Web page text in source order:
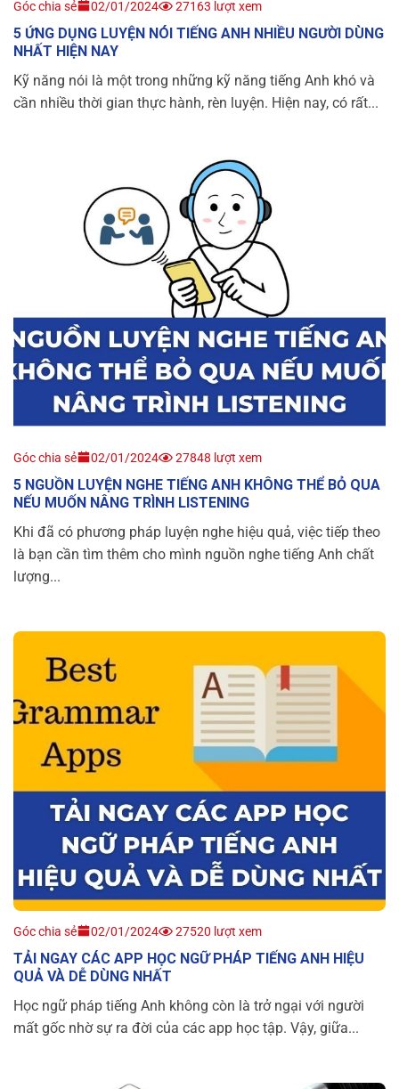
Góc chia sẻ 02/01/2024 27163 lượt xem
5 ỨNG DỤNG LUYỆN NÓI TIẾNG ANH NHIỀU NGƯỜI DÙNG
NHẤT HIỆN NAY
Kỹ năng nói là một trong những kỹ năng tiếng Anh khó và
cần nhiều thời gian thực hành, rèn luyện. Hiện nay, có rất...
Góc chia sẻ 02/01/2024 27848 lượt xem
5 NGUỒN LUYỆN NGHE TIẾNG ANH KHÔNG THỂ BỎ QUA
NẾU MUỐN NÂNG TRÌNH LISTENING
Khi đã có phương pháp luyện nghe hiệu quả, việc tiếp theo
là bạn cần tìm thêm cho mình nguồn nghe tiếng Anh chất
lượng...
Góc chia sẻ 02/01/2024 27520 lượt xem
TẢI NGAY CÁC APP HỌC NGỮ PHÁP TIẾNG ANH HIỆU
QUẢ VÀ DỄ DÙNG NHẤT
Học ngữ pháp tiếng Anh không còn là trở ngại với người
mất gốc nhờ sự ra đời của các app học tập. Vậy, giữa...